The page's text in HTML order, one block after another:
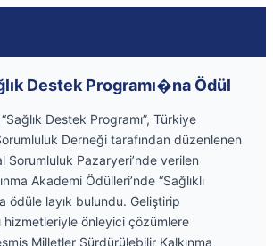
Destek Programı�na Ödül
Destek Programı”, Türkiye
Derneği tarafından düzenlenen
Sorumluluk Pazaryeri’nde verilen
Akademi Ödülleri’nde “Sağlıklı
ödüle layık bulundu. Geliştirip
hizmetleriyle önleyici çözümlere
Milletler Sürdürülebilir Kalkınma